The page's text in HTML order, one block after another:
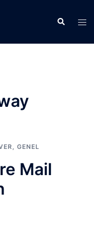
Search
, GENEL
Mail